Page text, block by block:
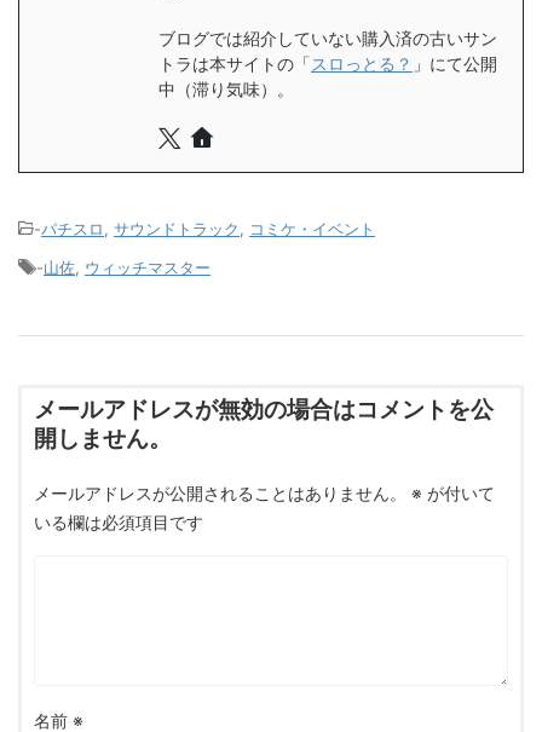
ブログでは紹介していない購入済の古いサン
トラは本サイトの「スロっとる？ 」にて公開
中（滞り気味）。
-パチスロ サウンドトラック
コミケ・イベント
-山佐 ウィッチマスター
メールアドレスが無効の場合はコメントを公
開しません。
メールアドレスが公開されることはありません。 ※ が付いて
いる欄は必須項目です
名前 ※